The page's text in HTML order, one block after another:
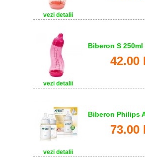
vezi detalii
vezi detalii
Biberon S
42.00
vezi detalii
Biberon Philips
73.00